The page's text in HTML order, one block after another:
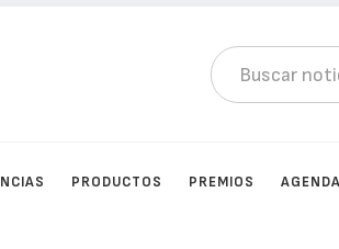
PRODUCTOS PREMIOS AGENDA